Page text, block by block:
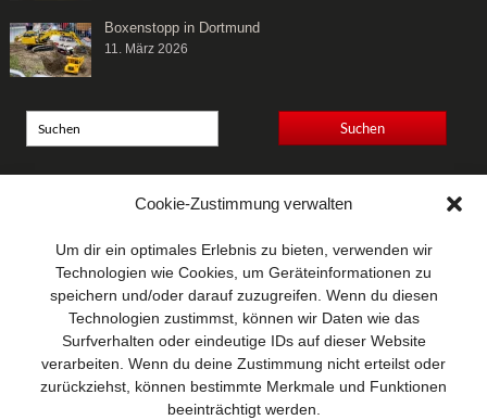
Cookie-Zustimmung verwalten
Um dir ein optimales Erlebnis zu bieten, verwenden wir
Technologien wie Cookies, um Geräteinformationen zu
speichern und/oder darauf zuzugreifen. Wenn du diesen
Technologien zustimmst, können wir Daten wie das
Surfverhalten oder eindeutige IDs auf dieser Website
verarbeiten. Wenn du deine Zustimmung nicht erteilst oder
zurückziehst, können bestimmte Merkmale und Funktionen
beeinträchtigt werden.
Boxenstopp in Dortmund
11. März 2026
Mediengesellschaft bR
Mundsburger Damm 6
22087 Hamburg
Kontakt
Telefon: 0 40 / 42 91 77-0
E-Mail:post@wm-medien.de
Web:www.wm-medien.de